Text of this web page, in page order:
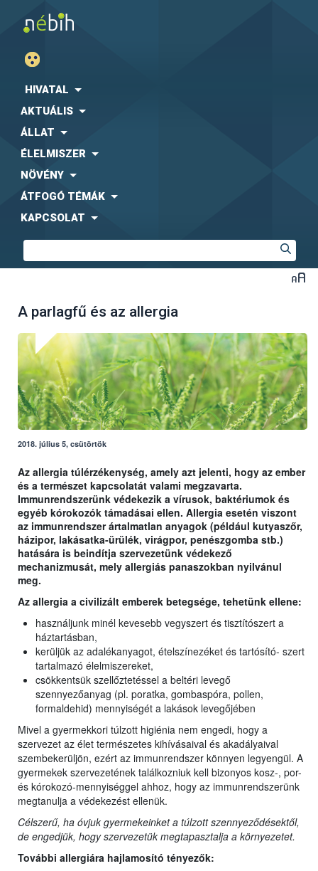
HIVATAL
AKTUÁLIS
ÁLLAT
ÉLELMISZER
NÖVÉNY
ÁTFOGÓ TÉMÁK
KAPCSOLAT
A parlagfű és az allergia
2018. július 5, csütörtök
Az allergia túlérzékenység, amely azt jelenti, hogy az ember
és a természet kapcsolatát valami megzavarta.
Immunrendszerünk védekezik a vírusok, baktériumok és
egyéb kórokozók támadásai ellen. Allergia esetén viszont
az immunrendszer ártalmatlan anyagok (például kutyaszőr,
házipor, lakásatka-ürülék, virágpor, penészgomba stb.)
hatására is beindítja szervezetünk védekező
mechanizmusát, mely allergiás panaszokban nyilvánul
meg.
Az allergia a civilizált emberek betegsége, tehetünk ellene:
használjunk minél kevesebb vegyszert és tisztítószert a
háztartásban,
kerüljük az adalékanyagot, ételszínezéket és tartósító- szert
tartalmazó élelmiszereket,
csökkentsük szellőztetéssel a beltéri levegő
szennyezőanyag (pl. poratka, gombaspóra, pollen,
formaldehid) mennyiségét a lakások levegőjében
Mivel a gyermekkori túlzott higiénia nem engedi, hogy a
szervezet az élet természetes kihívásaival és akadályaival
szembekerüljön, ezért az immunrendszer könnyen legyengül. A
gyermekek szervezetének találkozniuk kell bizonyos kosz-, por-
és kórokozó-mennyiséggel ahhoz, hogy az immunrendszerünk
megtanulja a védekezést ellenük.
Célszerű, ha óvjuk gyermekeinket a túlzott szennyeződésektől,
de engedjük, hogy szervezetük megtapasztalja a környezetet.
További allergiára hajlamosító tényezők: